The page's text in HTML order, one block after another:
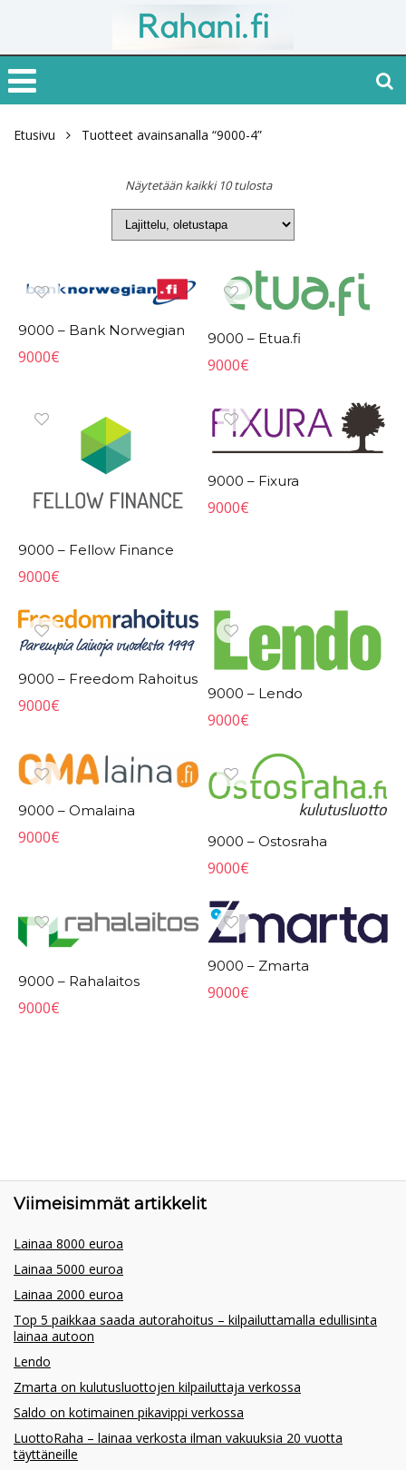
Etusivu Tuotteet avainsanalla “9000-4”
Näytetään kaikki 10 tulosta
9000 – Bank Norwegian
9000€
9000 – Etua.fi
9000€
9000 – Fellow Finance
9000€
9000 – Fixura
9000€
9000 – Freedom Rahoitus
9000€
9000 – Lendo
9000€
9000 – Omalaina
9000€ 9000 – Ostosraha
9000€
9000 – Rahalaitos
9000€
9000 – Zmarta
9000€
Viimeisimmät artikkelit
Lainaa 8000 euroa
Lainaa 5000 euroa
Lainaa 2000 euroa
Top 5 paikkaa saada autorahoitus – kilpailuttamalla edullisinta
lainaa autoon
Lendo
Zmarta on kulutusluottojen kilpailuttaja verkossa
Saldo on kotimainen pikavippi verkossa
LuottoRaha – lainaa verkosta ilman vakuuksia 20 vuotta
täyttäneille